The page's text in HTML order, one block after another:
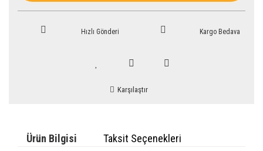
Hızlı Gönderi Kargo Bedava
Karşılaştır
Ürün Bilgisi Taksit Seçenekleri